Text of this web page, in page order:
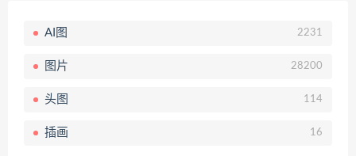
AI图 2231
图片 28200
头图 114
插画 16